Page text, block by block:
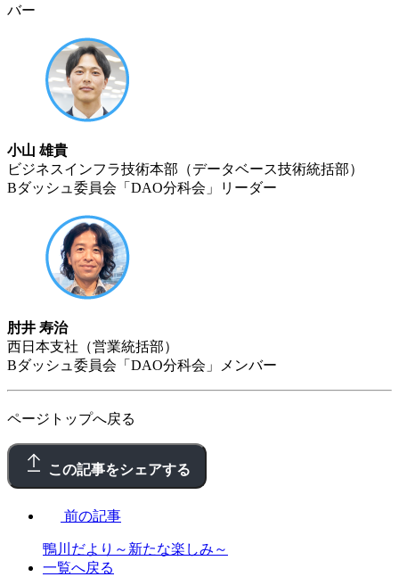
バー
小山 雄貴
ビジネスインフラ技術本部（データベース技術統括部）
Bダッシュ委員会「DAO分科会」リーダー
肘井 寿治
西日本支社（営業統括部）
Bダッシュ委員会「DAO分科会」メンバー
ページトップへ戻る
この記事をシェアする
前の記事
鴨川だより～新たな楽しみ～
一覧へ戻る